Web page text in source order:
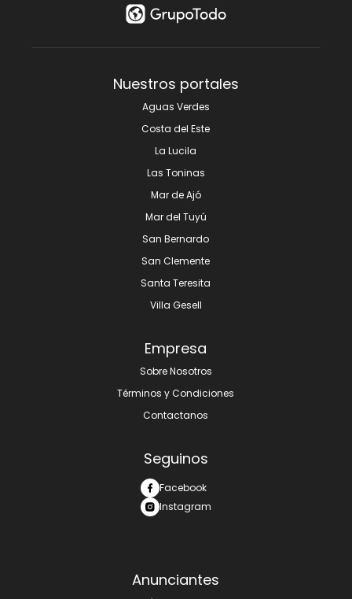
Nuestros portales
Aguas Verdes
Costa del Este
La Lucila
Las Toninas
Mar de Ajó
Mar del Tuyú
San Bernardo
San Clemente
Santa Teresita
Villa Gesell
Empresa
Sobre Nosotros
Términos y Condiciones
Contactanos
Seguinos
Facebook
Instagram
Anunciantes